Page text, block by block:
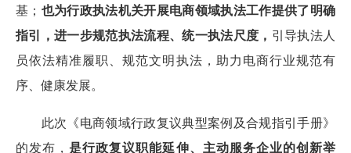
基； 也为行政执法机关开展电商领域执法工作提供了明确
指引，进一步规范执法流程、统一执法尺度， 引导执法人
员依法精准履职、规范文明执法，助力电商行业规范有
序、健康发展。
此次《电商领域行政复议典型案例及合规指引手册》
的发布，是行政复议职能延伸、主动服务企业的创新举